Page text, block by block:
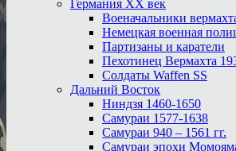
Германия XX век
Военачальники
Немецкая военная
Партизаны и каратели
Пехотинец Вермахта
Солдаты Waffen SS
Дальний Восток
Ниндзя 1460-1650
Самураи 1577-1638
Самураи 940 – 1561 гг.
Самураи эпохи